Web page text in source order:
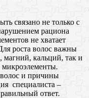
связано не только с
рациона
не хватает
роста волос важны
магний, кальций, так и
и причины
специалиста –
ответ.